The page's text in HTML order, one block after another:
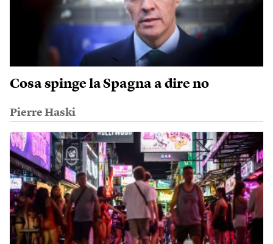
Cosa spinge la Spagna a dire no
Pierre Haski